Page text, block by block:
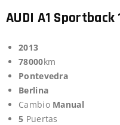
AUDI A1
2013
78000km
Pontevedra
Berlina
Cambio Manual
5 Puertas